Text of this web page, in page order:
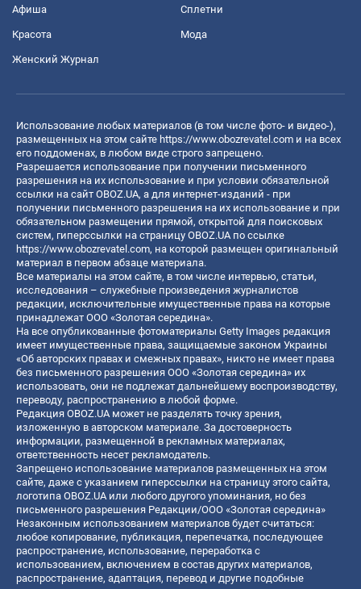
Афиша Сплетни
Красота Мода
Женский Журнал
Использование любых материалов (в том числе фото- и видео-),
размещенных на этом сайте https://www.obozrevatel.com и на всех
его поддоменах, в любом виде строго запрещено.
Разрешается использование при получении письменного
разрешения на их использование и при условии обязательной
ссылки на сайт OBOZ.UA, а для интернет-изданий - при
получении письменного разрешения на их использование и при
обязательном размещении прямой, открытой для поисковых
систем, гиперссылки на страницу OBOZ.UA по ссылке
https://www.obozrevatel.com, на которой размещен оригинальный
материал в первом абзаце материала.
Все материалы на этом сайте, в том числе интервью, статьи,
исследования – служебные произведения журналистов
редакции, исключительные имущественные права на которые
принадлежат ООО «Золотая середина».
На все опубликованные фотоматериалы Getty Images редакция
имеет имущественные права, защищаемые законом Украины
«Об авторских правах и смежных правах», никто не имеет права
без письменного разрешения ООО «Золотая середина» их
использовать, они не подлежат дальнейшему воспроизводству,
переводу, распространению в любой форме.
Редакция OBOZ.UA может не разделять точку зрения,
изложенную в авторском материале. За достоверность
информации, размещенной в рекламных материалах,
ответственность несет рекламодатель.
Запрещено использование материалов размещенных на этом
сайте, даже с указанием гиперссылки на страницу этого сайта,
логотипа OBOZ.UA или любого другого упоминания, но без
письменного разрешения Редакции/ООО «Золотая середина»
Незаконным использованием материалов будет считаться:
любое копирование, публикация, перепечатка, последующее
распространение, использование, переработка с
использованием, включением в состав других материалов,
распространение, адаптация, перевод и другие подобные